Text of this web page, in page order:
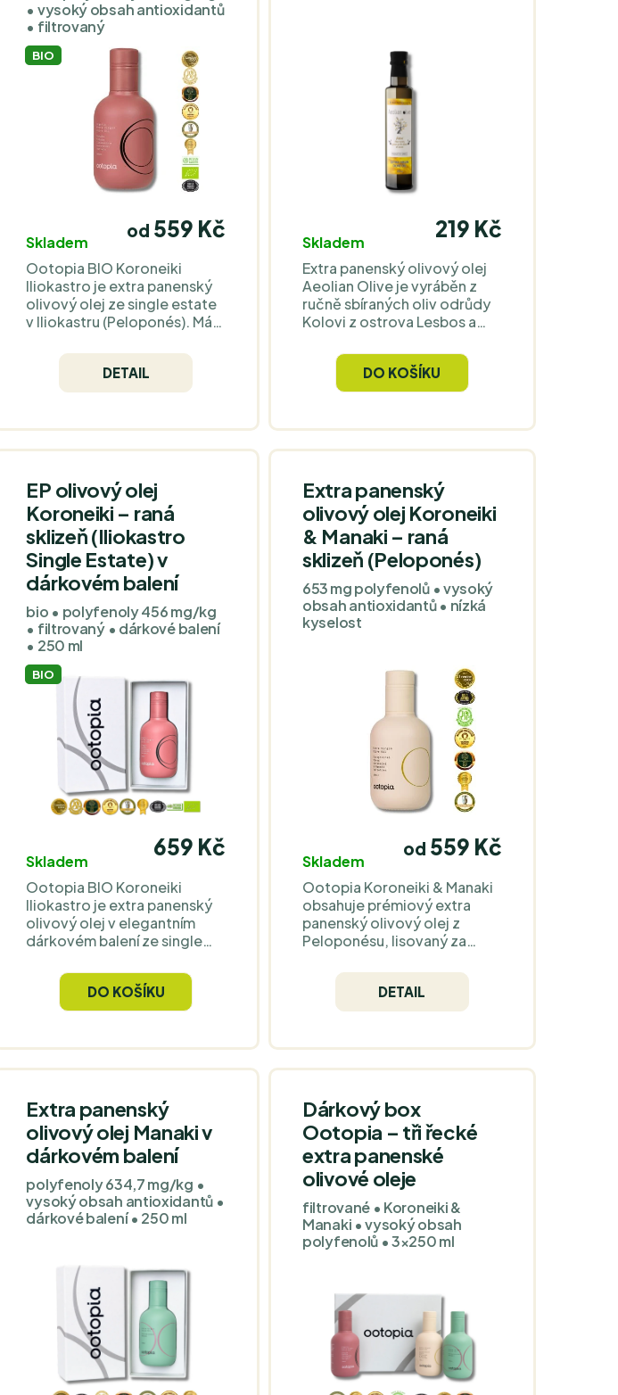
• vysoký obsah antioxidantů
• filtrovaný
BIO
Skladem
od 559 Kč
Ootopia BIO Koroneiki
Iliokastro je extra panenský
olivový olej ze single estate
v Iliokastru (Peloponés). Má
tráva, jablko) a vyváženou
hořkost i štiplavost.
DETAIL
Skladem
219 Kč
Extra panenský olivový olej
Aeolian Olive je vyráběn z
ručně sbíraných oliv odrůdy
Kolovi z ostrova Lesbos a
zachování bohaté chuti a
antioxidantů. Má jemnou
ovocnou chuť s tóny bylinek
kyselost a je ideální pro
studenou i teplou kuchyni.
DO KOŠÍKU
EP olivový olej
Koroneiki – raná
sklizeň (Iliokastro
Single Estate) v
dárkovém balení
bio • polyfenoly 456 mg/kg
• filtrovaný • dárkové balení
• 250 ml
BIO
Skladem
659 Kč
Ootopia BIO Koroneiki
Iliokastro je extra panenský
olivový olej v elegantním
dárkovém balení ze single
(Peloponés). Má zelené tóny
(zelené rajče, tráva, jablko) a
vyváženou hořkost i
DO KOŠÍKU
Extra panenský
olivový olej Koroneiki
& Manaki – raná
sklizeň (Peloponés)
653 mg polyfenolů • vysoký
obsah antioxidantů • nízká
kyselost
Skladem
od 559 Kč
Ootopia Koroneiki & Manaki
obsahuje prémiový extra
panenský olivový olej z
Peloponésu, lisovaný za
Manaki. Filtrovaný olej s
nízkou kyselostí a vysokým
obsahem polyfenolů potěší
kuchyně.
DETAIL
Extra panenský
olivový olej Manaki v
dárkovém balení
polyfenoly 634,7 mg/kg •
vysoký obsah antioxidantů •
dárkové balení • 250 ml
Dárkový box
Ootopia – tři řecké
extra panenské
olivové oleje
filtrované • Koroneiki &
Manaki • vysoký obsah
polyfenolů • 3×250 ml